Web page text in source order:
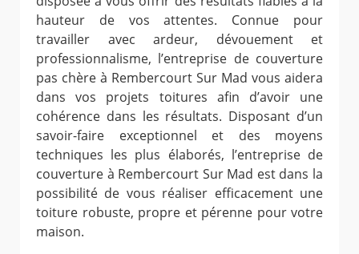
hauteur de vos attentes. Connue pour
travailler avec ardeur, dévouement et
professionnalisme, l’entreprise de couverture
pas chère à Rembercourt Sur Mad vous aidera
dans vos projets toitures afin d’avoir une
cohérence dans les résultats. Disposant d’un
savoir-faire exceptionnel et des moyens
techniques les plus élaborés, l’entreprise de
couverture à Rembercourt Sur Mad est dans la
possibilité de vous réaliser efficacement une
toiture robuste, propre et pérenne pour votre
maison.